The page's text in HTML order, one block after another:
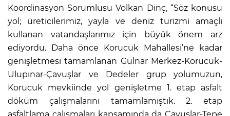
Koordinasyon Sorumlusu Volkan Dinç, “Söz konusu
yol; üreticilerimiz, yayla ve deniz turizmi amaçlı
kullanan vatandaşlarımız için büyük önem arz
ediyordu. Daha önce Korucuk Mahallesi’ne kadar
genişletmesi tamamlanan Gülnar Merkez-Korucuk-
Ulupınar-Çavuşlar ve Dedeler grup yolumuzun,
Korucuk mevkiinde yol genişletme 1. etap asfalt
döküm çalışmalarını tamamlamıştık. 2. etap